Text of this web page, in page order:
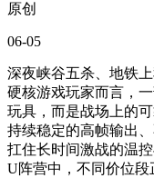
原创
06-05
深夜峡谷五杀、地铁
硬核游戏玩家而言，
玩具，而是战场上的
持续稳定的高帧输出
扛住长时间激战的温
U阵营中，不同价位段